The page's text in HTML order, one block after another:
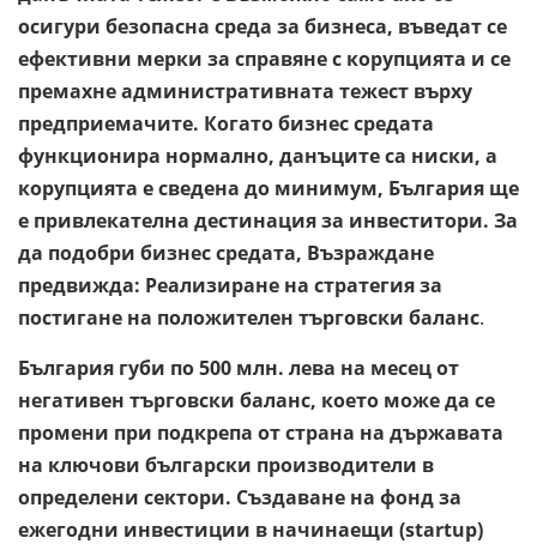
осигури безопасна среда за бизнеса, въведат се
ефективни мерки за справяне с корупцията и се
премахне административната тежест върху
предприемачите. Когато бизнес средата
функционира нормално, данъците са ниски, а
корупцията е сведена до минимум, България ще
е привлекателна дестинация за инвеститори. За
да подобри бизнес средата, Възраждане
предвижда: Реализиране на стратегия за
постигане на положителен търговски баланс.
България губи по 500 млн. лева на месец от
негативен търговски баланс, което може да се
промени при подкрепа от страна на държавата
на ключови български производители в
определени сектори. Създаване на фонд за
ежегодни инвестиции в начинаещи (startup)